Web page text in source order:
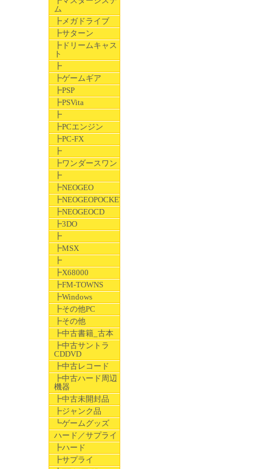
ム
┣メガドライブ
┣サターン
┣ドリームキャス
ト
┣
┣ゲームギア
┣PSP
┣PSVita
┣
┣PCエンジン
┣PC-FX
┣
┣ワンダースワン
┣
┣NEOGEO
┣NEOGEOPOCKET
┣NEOGEOCD
┣3DO
┣
┣MSX
┣
┣X68000
┣FM-TOWNS
┣Windows
┣その他PC
┣その他
┣中古書籍_古本
┣中古サントラ
CDDVD
┣中古レコード
┣中古ハード周辺
機器
┣中古未開封品
┣ジャンク品
┗ゲームグッズ
ハード／サプライ
┣ハード
┣サプライ